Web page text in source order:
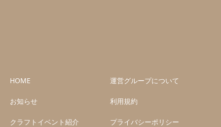
HOME
お知らせ
クラフトイベント紹介
運営グループについて
利用規約
プライバシーポリシー